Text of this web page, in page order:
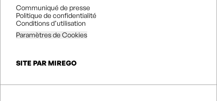
Communiqué de presse
Politique de confidentialité
Conditions d’utilisation
Paramètres de Cookies
SITE PAR MIREGO